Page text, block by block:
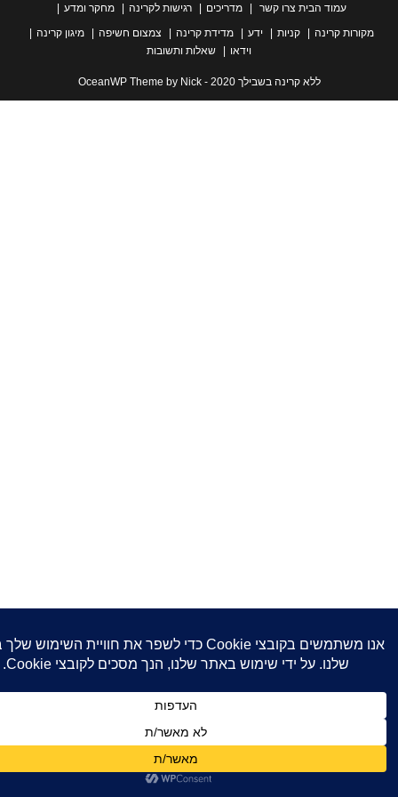
עמוד הבית צרו קשר מדריכים רגישות לקרינה
מחקר ומדע
קרינה
קניות ידע מדידת קרינה צמצום חשיפה
מיגון קרינה
שאלות ותשובות
ללא קרינה בשבילך 2020 - OceanWP Theme by Nick